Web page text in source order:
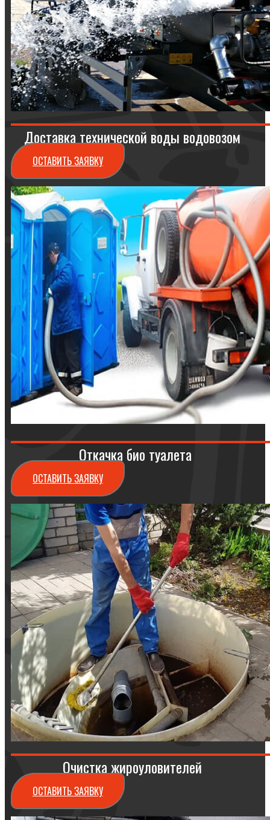
Доставка технической воды водовозом
ОСТАВИТЬ ЗАЯВКУ
Откачка био туалета
ОСТАВИТЬ ЗАЯВКУ
Очистка жироуловителей
ОСТАВИТЬ ЗАЯВКУ